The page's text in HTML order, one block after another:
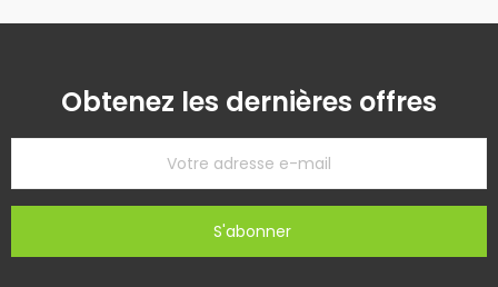
Obtenez les dernières offres
S'abonner